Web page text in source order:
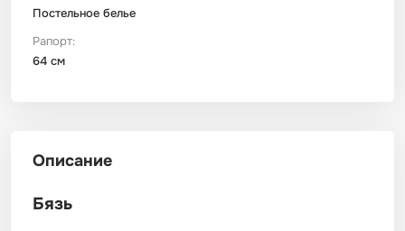
Постельное белье
Рапорт:
64 см
Описание
Бязь